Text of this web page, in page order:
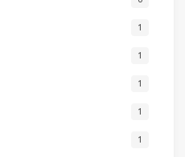
1
1
1
1
1